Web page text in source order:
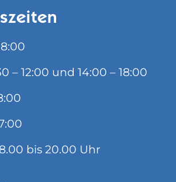
– 12:00 und 14:00 – 18:00
bis 20.00 Uhr